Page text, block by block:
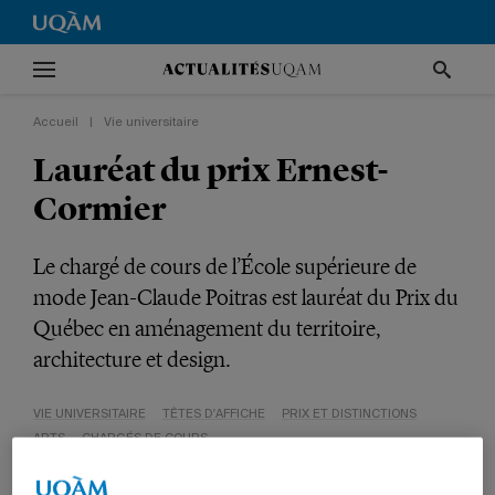
Accueil Vie universitaire
Lauréat du prix Ernest-
Cormier
Le chargé de cours de l’École supérieure de
mode Jean-Claude Poitras est lauréat du Prix du
Québec en aménagement du territoire,
architecture et design.
VIE UNIVERSITAIRE TÊTES D'AFFICHE
PRIX ET DISTINCTIONS
ARTS
CHARGÉS DE COURS